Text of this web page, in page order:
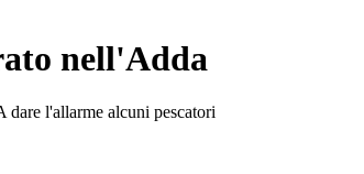
nell'Adda
l'allarme alcuni pescatori